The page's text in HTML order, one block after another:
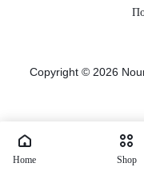
Copyright © 2026
Home Shop